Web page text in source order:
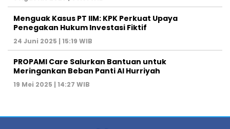
Menguak Kasus PT IIM: KPK Perkuat Upaya
Penegakan Hukum Investasi Fiktif
24 Juni 2025 | 15:19 WIB
PROPAMI Care Salurkan Bantuan untuk
Meringankan Beban Panti Al Hurriyah
19 Mei 2025 | 14:27 WIB